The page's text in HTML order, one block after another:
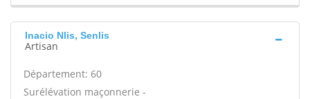
Inacio Nlis, Senlis
Artisan
Département: 60
Surélévation maçonnerie -